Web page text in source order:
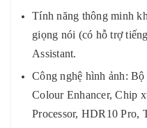
Tính năng thông minh
giọng nói (có hỗ trợ
Assistant.
Công nghệ hình ảnh:
Colour Enhancer, Chip
Processor, HDR10 Pro,